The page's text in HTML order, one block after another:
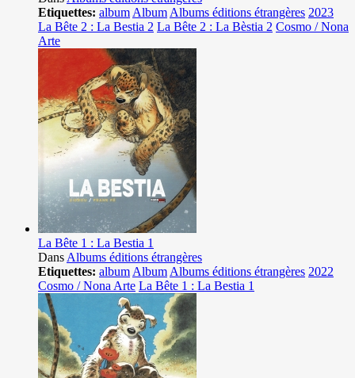
Etiquettes: album Album Albums éditions étrangères 2023
La Bête 2 : La Bestia 2 La Bête 2 : La Bèstia 2 Cosmo / Nona
Arte
La Bête 1 : La Bestia 1
Dans Albums éditions étrangères
Etiquettes: album Album Albums éditions étrangères 2022
Cosmo / Nona Arte La Bête 1 : La Bestia 1